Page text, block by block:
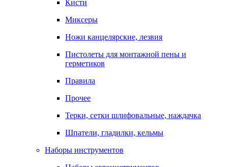
Кисти
Миксеры
Ножи канцелярские, лезвия
Пистолеты для монтажной пены и
герметиков
Правила
Прочее
Терки, сетки шлифовальные, наждачка
Шпатели, гладилки, кельмы
Наборы инструментов